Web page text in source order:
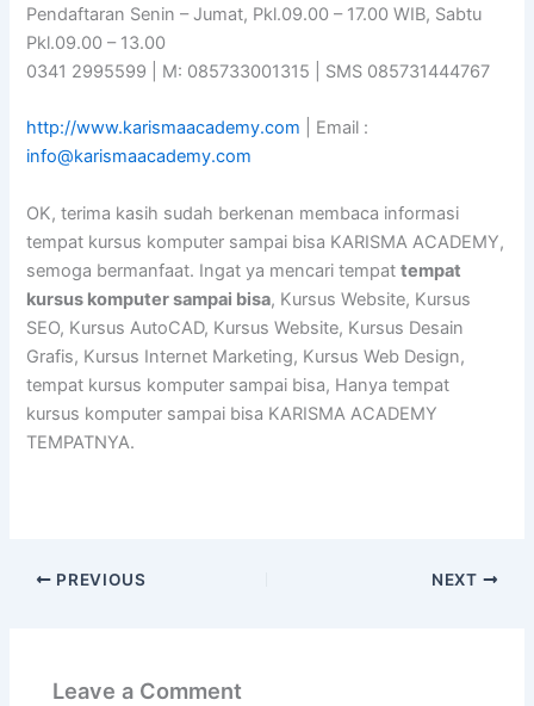
Pendaftaran Senin – Jumat, Pkl.09.00 – 17.00 WIB, Sabtu
Pkl.09.00 – 13.00
0341 2995599 | M: 085733001315 | SMS 085731444767
http://www.karismaacademy.com | Email :
info@karismaacademy.com
OK, terima kasih sudah berkenan membaca informasi
tempat kursus komputer sampai bisa KARISMA ACADEMY,
semoga bermanfaat. Ingat ya mencari tempattempat
kursus komputer sampai bisa, Kursus Website, Kursus
SEO, Kursus AutoCAD, Kursus Website, Kursus Desain
Grafis, Kursus Internet Marketing, Kursus Web Design,
tempat kursus komputer sampai bisa, Hanya tempat
kursus komputer sampai bisa KARISMA ACADEMY
TEMPATNYA.
PREVIOUS NEXT
Leave a Comment